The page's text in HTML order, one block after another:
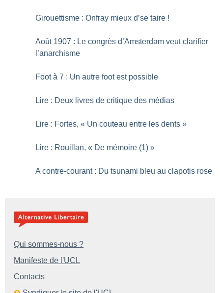
Girouettisme : Onfray mieux d’se taire !
Août 1907 : Le congrès d’Amsterdam veut clarifier
l’anarchisme
Foot à 7 : Un autre foot est possible
Lire : Deux livres de critique des médias
Lire : Fortes, « Un couteau entre les dents »
Lire : Rouillan, « De mémoire (1) »
A contre-courant : Du tsunami bleu au clapotis rose
Qui sommes-nous ?
Manifeste de l'UCL
Contacts